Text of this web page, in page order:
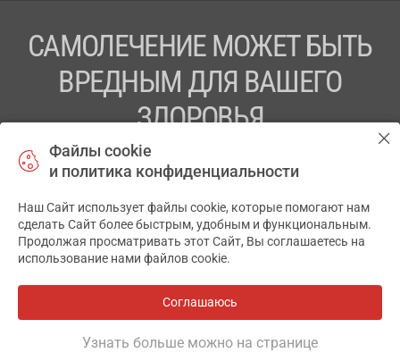
САМОЛЕЧЕНИЕ МОЖЕТ БЫТЬ
ВРЕДНЫМ ДЛЯ ВАШЕГО
ЗДОРОВЬЯ
ПЕРЕД ПРИМЕНЕНИЕМ ПРЕПАРАТА
ПРОКОНСУЛЬТИРУЙТЕСЬ С ВРАЧОМ
ТОВ «АПТЕКА 911.ЮА» Код ЄДРПОУ 43631965.
Отказ от ответственности
АПТЕКА911.ЮА
Файлы cookie
и политика конфиденциальности
Наш Сайт использует файлы cookie, которые помогают нам
сделать Сайт более быстрым, удобным и функциональным.
Продолжая просматривать этот Сайт, Вы соглашаетесь на
использование нами файлов cookie.
Соглашаюсь
Узнать больше можно на странице
✕